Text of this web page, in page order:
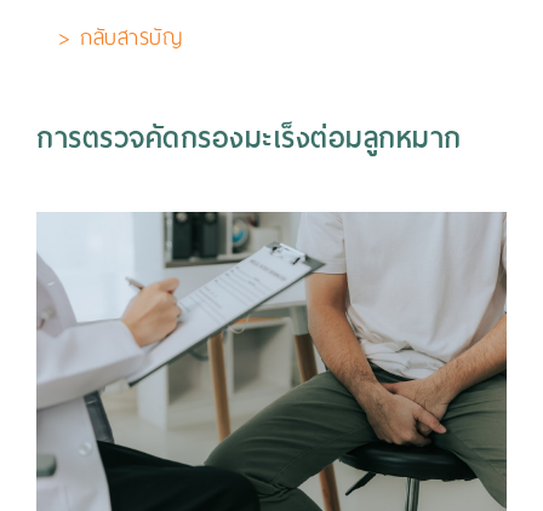
> กลับสารบัญ
การตรวจคัดกรองมะเร็งต่อมลูกหมาก